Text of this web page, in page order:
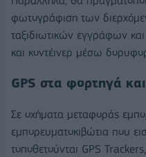
φωτογράφιση των
ταξιδιωτικών εγγράφων
και κοντέινερ μέσω
GPS στα φορτηγά
Σε οχήματα μεταφοράς
εμπορευματοκιβώτια που
τοποθετούνται GPS